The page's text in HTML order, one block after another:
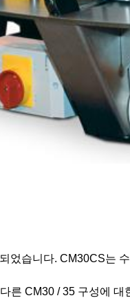
었습니다. CM30CS는
다른 CM30 / 35 구성에 대